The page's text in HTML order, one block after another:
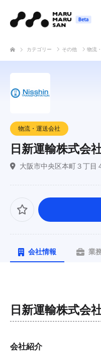
カテゴリー その他 物流
物流・運送会社
日新運輸株式会
大阪市中央区本町３丁目
会社情報 業
日新運輸株式会
会社紹介